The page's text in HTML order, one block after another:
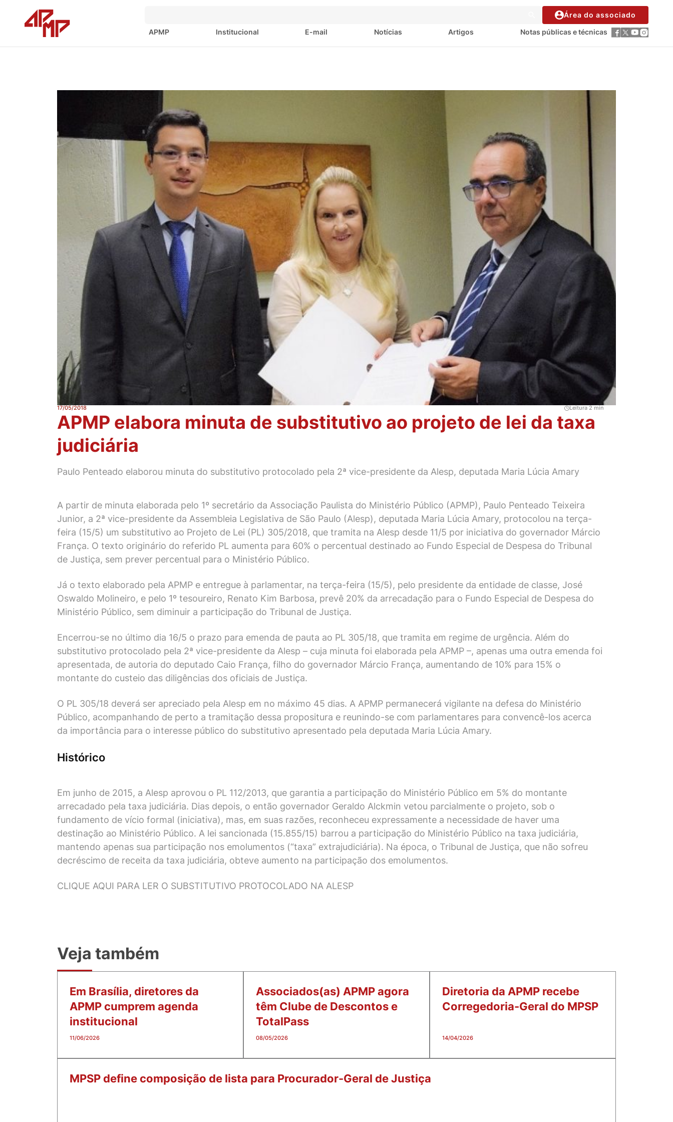
Área do associado
APMP
Institucional E-mail Notícias Artigos Notas públicas e técnicas
17/05/2018 Leitura 2 min
APMP elabora minuta de substitutivo ao projeto de lei da taxa
judiciária
Paulo Penteado elaborou minuta do substitutivo protocolado pela 2ª vice-presidente da Alesp, deputada Maria Lúcia Amary
A partir de minuta elaborada pelo 1º secretário da Associação Paulista do Ministério Público (APMP), Paulo Penteado Teixeira
Junior, a 2ª vice-presidente da Assembleia Legislativa de São Paulo (Alesp), deputada Maria Lúcia Amary, protocolou na terça-
feira (15/5) um substitutivo ao Projeto de Lei (PL) 305/2018, que tramita na Alesp desde 11/5 por iniciativa do governador Márcio
França. O texto originário do referido PL aumenta para 60% o percentual destinado ao Fundo Especial de Despesa do Tribunal
de Justiça, sem prever percentual para o Ministério Público.
Já o texto elaborado pela APMP e entregue à parlamentar, na terça-feira (15/5), pelo presidente da entidade de classe, José
Oswaldo Molineiro, e pelo 1º tesoureiro, Renato Kim Barbosa, prevê 20% da arrecadação para o Fundo Especial de Despesa do
Ministério Público, sem diminuir a participação do Tribunal de Justiça.
Encerrou-se no último dia 16/5 o prazo para emenda de pauta ao PL 305/18, que tramita em regime de urgência. Além do
substitutivo protocolado pela 2ª vice-presidente da Alesp – cuja minuta foi elaborada pela APMP –, apenas uma outra emenda foi
apresentada, de autoria do deputado Caio França, filho do governador Márcio França, aumentando de 10% para 15% o
montante do custeio das diligências dos oficiais de Justiça.
O PL 305/18 deverá ser apreciado pela Alesp em no máximo 45 dias. A APMP permanecerá vigilante na defesa do Ministério
Público, acompanhando de perto a tramitação dessa propositura e reunindo-se com parlamentares para convencê-los acerca
da importância para o interesse público do substitutivo apresentado pela deputada Maria Lúcia Amary.
Histórico
Em junho de 2015, a Alesp aprovou o PL 112/2013, que garantia a participação do Ministério Público em 5% do montante
arrecadado pela taxa judiciária. Dias depois, o então governador Geraldo Alckmin vetou parcialmente o projeto, sob o
fundamento de vício formal (iniciativa), mas, em suas razões, reconheceu expressamente a necessidade de haver uma
destinação ao Ministério Público. A lei sancionada (15.855/15) barrou a participação do Ministério Público na taxa judiciária,
mantendo apenas sua participação nos emolumentos (“taxa” extrajudiciária). Na época, o Tribunal de Justiça, que não sofreu
decréscimo de receita da taxa judiciária, obteve aumento na participação dos emolumentos.
CLIQUE AQUI PARA LER O SUBSTITUTIVO PROTOCOLADO NA ALESP
Veja também
Em Brasília, diretores da
APMP cumprem agenda
institucional
11/06/2026
Associados(as) APMP agora
têm Clube de Descontos e
TotalPass
08/05/2026
Diretoria da APMP recebe
Corregedoria-Geral do MPSP
14/04/2026
MPSP define composição de lista para Procurador-Geral de Justiça